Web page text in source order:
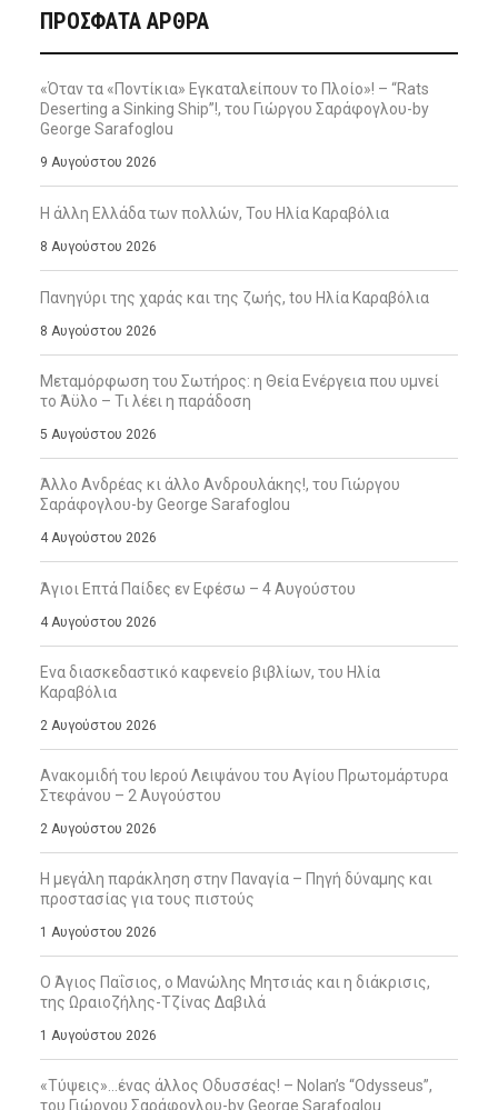
ΠΡΌΣΦΑΤΑ ΆΡΘΡΑ
«Όταν τα «Ποντίκια» Εγκαταλείπουν το Πλοίο»! – “Rats
Deserting a Sinking Ship”!, του Γιώργου Σαράφογλου-by
George Sarafoglou
9 Αυγούστου 2026
Η άλλη Ελλάδα των πολλών, Του Ηλία Καραβόλια
8 Αυγούστου 2026
Πανηγύρι της χαράς και της ζωής, tου Ηλία Καραβόλια
8 Αυγούστου 2026
Μεταμόρφωση του Σωτήρος: η Θεία Ενέργεια που υμνεί
το Άϋλο – Τι λέει η παράδοση
5 Αυγούστου 2026
Άλλο Ανδρέας κι άλλο Ανδρουλάκης!, του Γιώργου
Σαράφογλου-by George Sarafoglou
4 Αυγούστου 2026
Άγιοι Επτά Παίδες εν Εφέσω – 4 Αυγούστου
4 Αυγούστου 2026
Ενα διασκεδαστικό καφενείο βιβλίων, του Ηλία
Καραβόλια
2 Αυγούστου 2026
Ανακομιδή του Ιερού Λειψάνου του Αγίου Πρωτομάρτυρα
Στεφάνου – 2 Αυγούστου
2 Αυγούστου 2026
Η μεγάλη παράκληση στην Παναγία – Πηγή δύναμης και
προστασίας για τους πιστούς
1 Αυγούστου 2026
Ο Άγιος Παΐσιος, ο Μανώλης Μητσιάς και η διάκρισις,
της Ωραιοζήλης-Τζίνας Δαβιλά
1 Αυγούστου 2026
«Τύψεις»…ένας άλλος Οδυσσέας! – Nolan’s “Odysseus”,
του Γιώργου Σαράφογλου-by George Sarafoglou